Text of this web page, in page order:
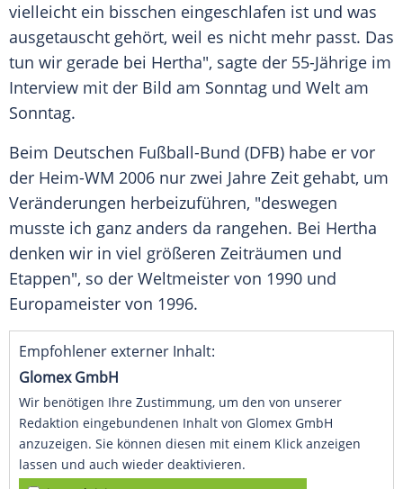
vielleicht ein bisschen eingeschlafen ist und was
ausgetauscht gehört, weil es nicht mehr passt. Das
tun wir gerade bei Hertha", sagte der 55-Jährige im
Interview mit der Bild am Sonntag und Welt am
Sonntag.
Beim Deutschen Fußball-Bund (DFB) habe er vor
der Heim-WM 2006 nur zwei Jahre Zeit gehabt, um
Veränderungen herbeizuführen, "deswegen
musste ich ganz anders da rangehen. Bei Hertha
denken wir in viel größeren Zeiträumen und
Etappen", so der Weltmeister von 1990 und
Europameister von 1996.
Empfohlener externer Inhalt:
Glomex GmbH
Wir benötigen Ihre Zustimmung, um den von unserer
Redaktion eingebundenen Inhalt von Glomex GmbH
anzuzeigen. Sie können diesen mit einem Klick anzeigen
lassen und auch wieder deaktivieren.